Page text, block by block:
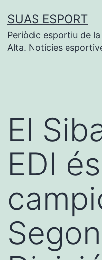
contingut
SUAS ESPORT
Periòdic esportiu de
Alta. Notícies
El
EDI és